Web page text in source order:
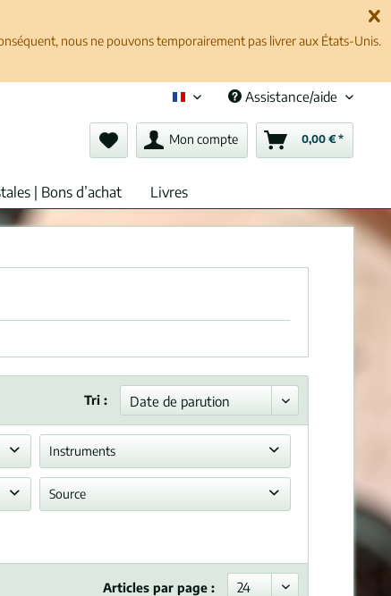
nous ne pouvons temporairement pas livrer aux États-Unis.
Français (fr)Assistance/aide
Mon compte 0,00 € *
| Bons d’achat Livres
Tri :
Instruments
Orgue
Source
Articles par page :